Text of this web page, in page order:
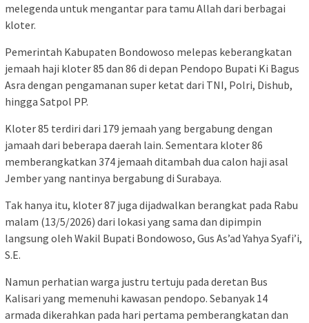
melegenda untuk mengantar para tamu Allah dari berbagai
kloter.
Pemerintah Kabupaten Bondowoso melepas keberangkatan
jemaah haji kloter 85 dan 86 di depan Pendopo Bupati Ki Bagus
Asra dengan pengamanan super ketat dari TNI, Polri, Dishub,
hingga Satpol PP.
Kloter 85 terdiri dari 179 jemaah yang bergabung dengan
jamaah dari beberapa daerah lain. Sementara kloter 86
memberangkatkan 374 jemaah ditambah dua calon haji asal
Jember yang nantinya bergabung di Surabaya.
Tak hanya itu, kloter 87 juga dijadwalkan berangkat pada Rabu
malam (13/5/2026) dari lokasi yang sama dan dipimpin
langsung oleh Wakil Bupati Bondowoso, Gus As’ad Yahya Syafi’i,
S.E.
Namun perhatian warga justru tertuju pada deretan Bus
Kalisari yang memenuhi kawasan pendopo. Sebanyak 14
armada dikerahkan pada hari pertama pemberangkatan dan